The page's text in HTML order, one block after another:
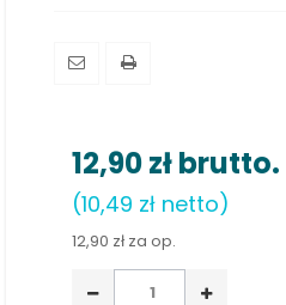
12,90 złbrutto.
(10,49 zł netto)
12,90 zł za op.